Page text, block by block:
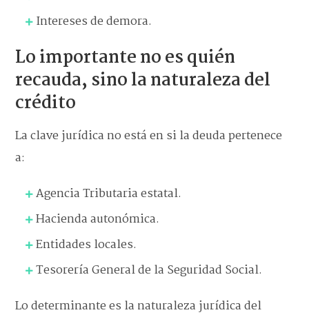
Intereses de demora.
Lo importante no es quién
recauda, sino la naturaleza del
crédito
La clave jurídica no está en si la deuda pertenece
a:
Agencia Tributaria estatal.
Hacienda autonómica.
Entidades locales.
Tesorería General de la Seguridad Social.
Lo determinante es la naturaleza jurídica del